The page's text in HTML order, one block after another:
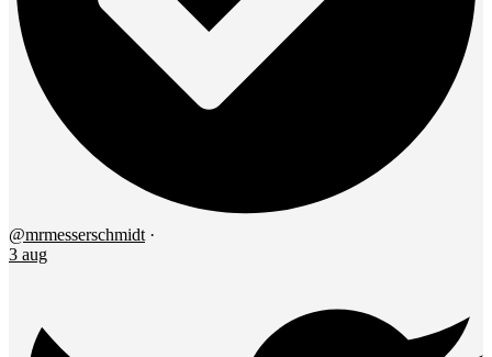
@mrmesserschmidt ·
3 aug